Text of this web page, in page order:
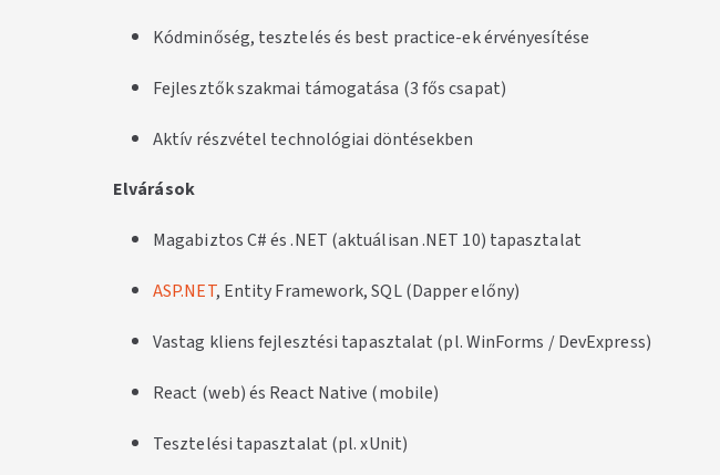
Kódminőség, tesztelés és best practice-ek érvényesítése
Fejlesztők szakmai támogatása (3 fős csapat)
Aktív részvétel technológiai döntésekben
Elvárások
Magabiztos C# és .NET (aktuálisan .NET 10) tapasztalat
ASP.NET, Entity Framework, SQL (Dapper előny)
Vastag kliens fejlesztési tapasztalat (pl. WinForms / DevExpress)
React (web) és React Native (mobile)
Tesztelési tapasztalat (pl. xUnit)